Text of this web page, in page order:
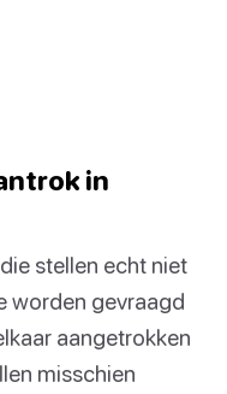
in
stellen echt niet
worden gevraagd
aangetrokken
misschien